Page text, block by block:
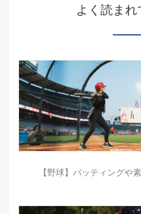
よく読ま
【野球】バッティングや